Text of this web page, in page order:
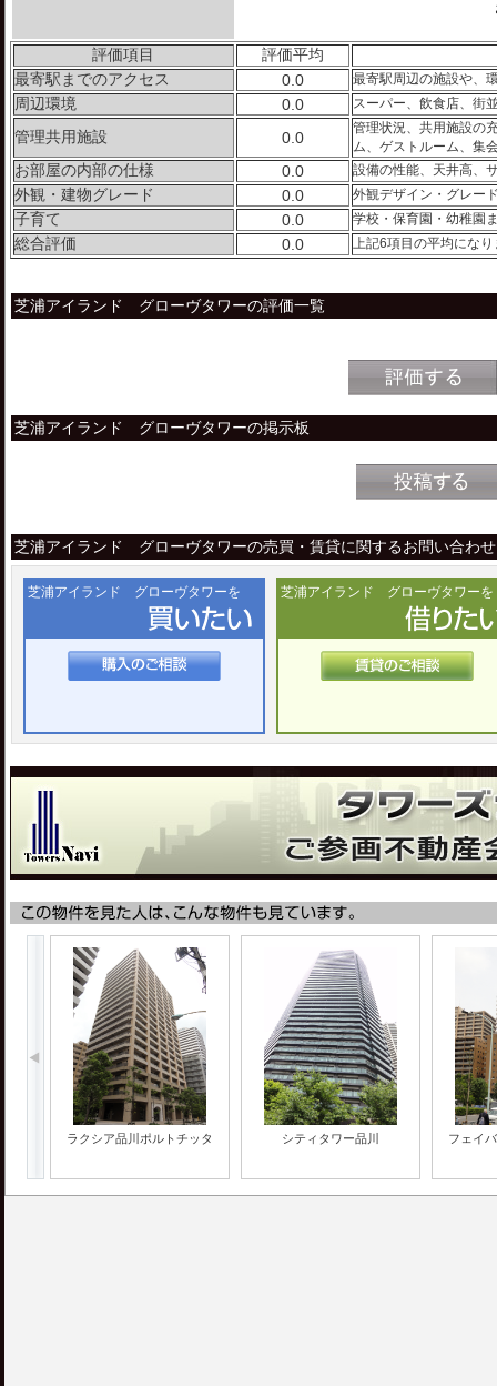
評価項目
評価平均
最寄駅までのアクセス
0.0 最寄駅周辺の施設や、
周辺環境 0.0 スーパー、飲食店、街
管理共用施設 0.0
管理状況、共用施設の
ム、ゲストルーム、集
お部屋の内部の仕様 0.0 設備の性能、天井高、
外観・建物グレード 0.0 外観デザイン・グレー
子育て 0.0 学校・保育園・幼稚園
総合評価 0.0 上記6項目の平均になり
芝浦アイランド グローヴタワーの評価一覧
芝浦アイランド グローヴタワーの掲示板
芝浦アイランド グローヴタワーの売買・賃貸に関するお問い合わせ
芝浦アイランド グローヴタワーを 芝浦アイランド グローヴタワーを
ラクシア品川ポルトチッタ シティタワー品川 フェイ